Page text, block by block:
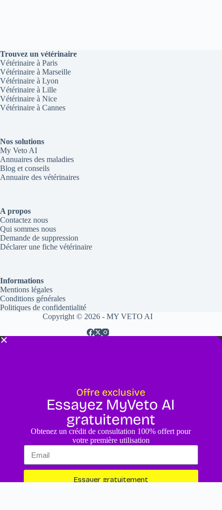
Trouvez un vétérinaire
Vétérinaire à Paris
Vétérinaire à Marseille
Vétérinaire à Lyon
Vétérinaire à Lille
Vétérinaire à Nice
Vétérinaire à Cannes
Nos solutions
My Veto AI
Annuaires des maladies
Blog et conseils
Annuaire des vétérinaires
A propos
Contactez nous
Qui sommes nous
Demande de suppression
Déclarer une fiche vétérinaire
Informations
Mentions légales
Conditions générales
Politiques de confidentialité
Copyright © 2026 - MY VETO AI
Offre exclusive
Essayez MyVeto AI
gratuitement
Obtenez un crédit de consultation 100% offert pour
votre première utilisation
Essayer gratuitement